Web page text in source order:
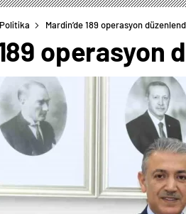
Politika Mardin’de 189 operasyon
operasyon